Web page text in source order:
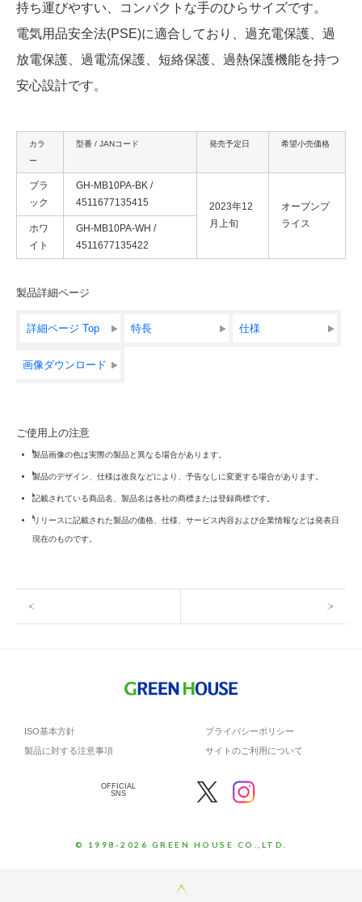
持ち運びやすい、コンパクトな手のひらサイズです。
電気用品安全法(PSE)に適合しており、過充電保護、過
放電保護、過電流保護、短絡保護、過熱保護機能を持つ
安心設計です。
カラ
ー
型番 / JANコード 発売予定日 希望小売価格
ブラ
ック
GH-MB10PA-BK /
4511677135415
2023年12
月上旬
オープンプ
ライス
ホワ
イト
GH-MB10PA-WH /
4511677135422
製品詳細ページ
詳細ページ Top 特長 仕様
画像ダウンロード
ご使用上の注意
製品画像の色は実際の製品と異なる場合があります。
製品のデザイン、仕様は改良などにより、予告なしに変更する場合があります。
記載されている商品名、製品名は各社の商標または登録商標です。
リリースに記載された製品の価格、仕様、サービス内容および企業情報などは発表日
現在のものです。
ISO基本方針
プライバシーポリシー
製品に対する注意事項
サイトのご利用について
OFFICIAL
SNS
© 1998-2026 GREEN HOUSE CO.,LTD.